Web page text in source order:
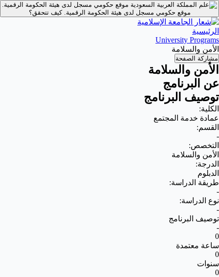
موقع حكومي مسجل لدى هيئة الحكومة الرقمية.
موقع حكومي مسجل لدى هيئة الحكومة الرقمية.كيف تتحقق؟
الرئيسية
University Programs
الأمن والسلامة
مشاركة الصفحة
الأمن والسلامة
عن البرنامج
توصيف البرنامج
الكلية:
عمادة خدمة المجتمع
القسم:
-
التخصص:
الأمن والسلامة
الدرجة:
الدبلوم
طريقة الدراسة:
-
نوع الدراسة:
-
توصيف البرنامج
-
0
ساعة معتمدة
0
سنوات
0